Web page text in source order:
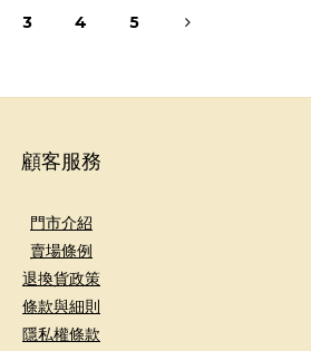
3 4 5
顧客服務
門市介紹
賣場條例
退換貨政策
條款與細則
隱私權條款